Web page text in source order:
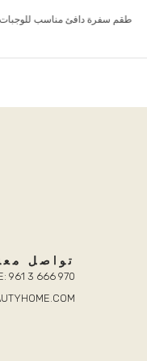
طقم سفرة دافئ مناسب للوجبات
تواصل
961 3 666 970